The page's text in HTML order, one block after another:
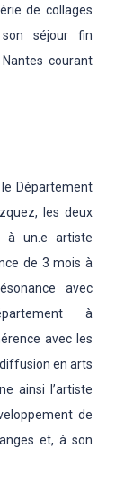
de collages
séjour fin
courant
Département
les deux
à un.e artiste
de 3 mois à
avec
à
avec les
en arts
ainsi l’artiste
de
et, à son